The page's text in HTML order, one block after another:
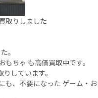
取りしました
。
ちゃ も高価買取中です。
しています。
も、不要になった ゲーム・お